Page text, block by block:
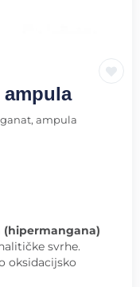
ampula
(hipermangana)
svrhe.
oksidacijsko